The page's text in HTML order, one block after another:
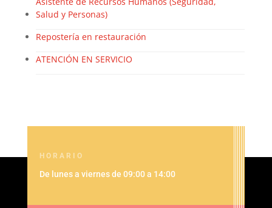
Salud y Personas)
Repostería en restauración
ATENCIÓN EN SERVICIO
HORARIO
De lunes a viernes de 09:00 a 14:00